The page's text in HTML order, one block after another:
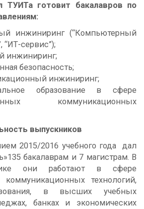
ТУИТа готовит бакалавров по
инжиниринг (“Компьютерный
“ИТ-сервис”);
инжиниринг;
безопасность;
инжиниринг;
образование в сфере
коммуникационных
выпускников
2015/2016 учебного года дал
бакалаврам и 7 магистрам. В
они работают в сфере
технологий,
в высших учебных
банках и экономических